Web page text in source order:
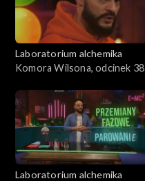
Laboratorium alchemika
Komora Wilsona, odcinek 38
Laboratorium alchemika